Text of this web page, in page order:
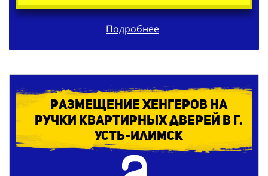
Подробнее
Размещение хенгеров на
ручки квартирных дверей в г.
Усть-Илимск